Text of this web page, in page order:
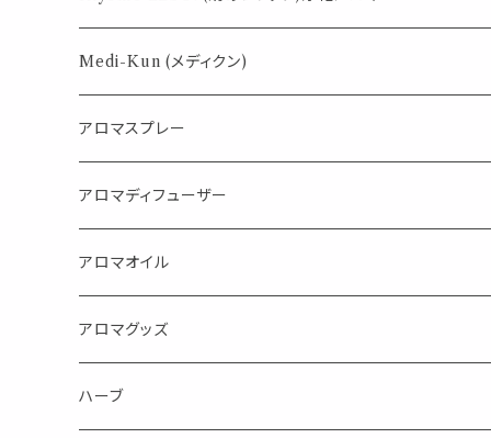
パロサント
Medi-Kun (メディクン)
アロマスプレー
目的で選ぶ
蒸し暑い夏やリフレッシュに
消臭に（用途：空間や衣服）
FLOWER LESO. フラワレソット
Kiyome LESO. キヨメ レソット
体感-4℃ !? 薄荷をブレンドしたアロマスプレー
アロマディフューザー
アロマオイル
エッセンシャルオイル
シングル
キャリアオイル
アロマグッズ
エッセンシャルオイル
ハーブ